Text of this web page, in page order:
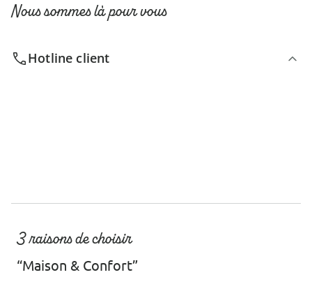
Nous sommes là pour vous
Hotline client
3 raisons de choisir
“Maison & Confort”